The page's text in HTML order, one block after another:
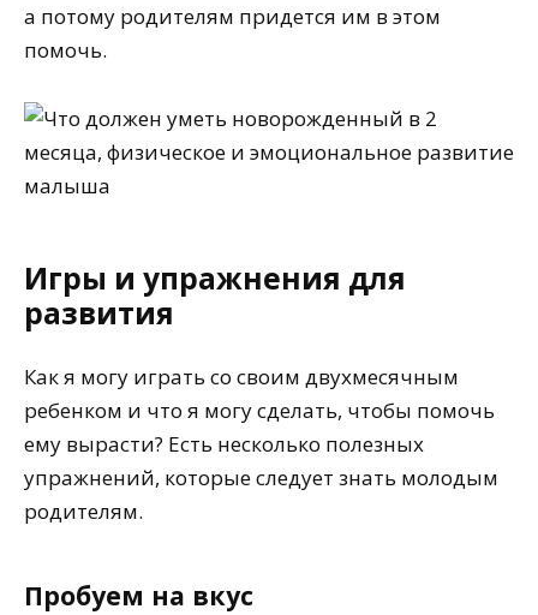
а потому родителям придется им в этом
помочь.
Игры и упражнения для
развития
Как я могу играть со своим двухмесячным
ребенком и что я могу сделать, чтобы помочь
ему вырасти? Есть несколько полезных
упражнений, которые следует знать молодым
родителям.
Пробуем на вкус